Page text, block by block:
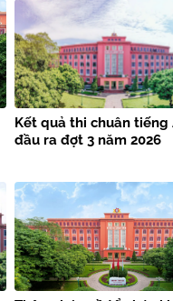
Kết quả thi chuân tiếng
đầu ra đợt 3 năm 2026